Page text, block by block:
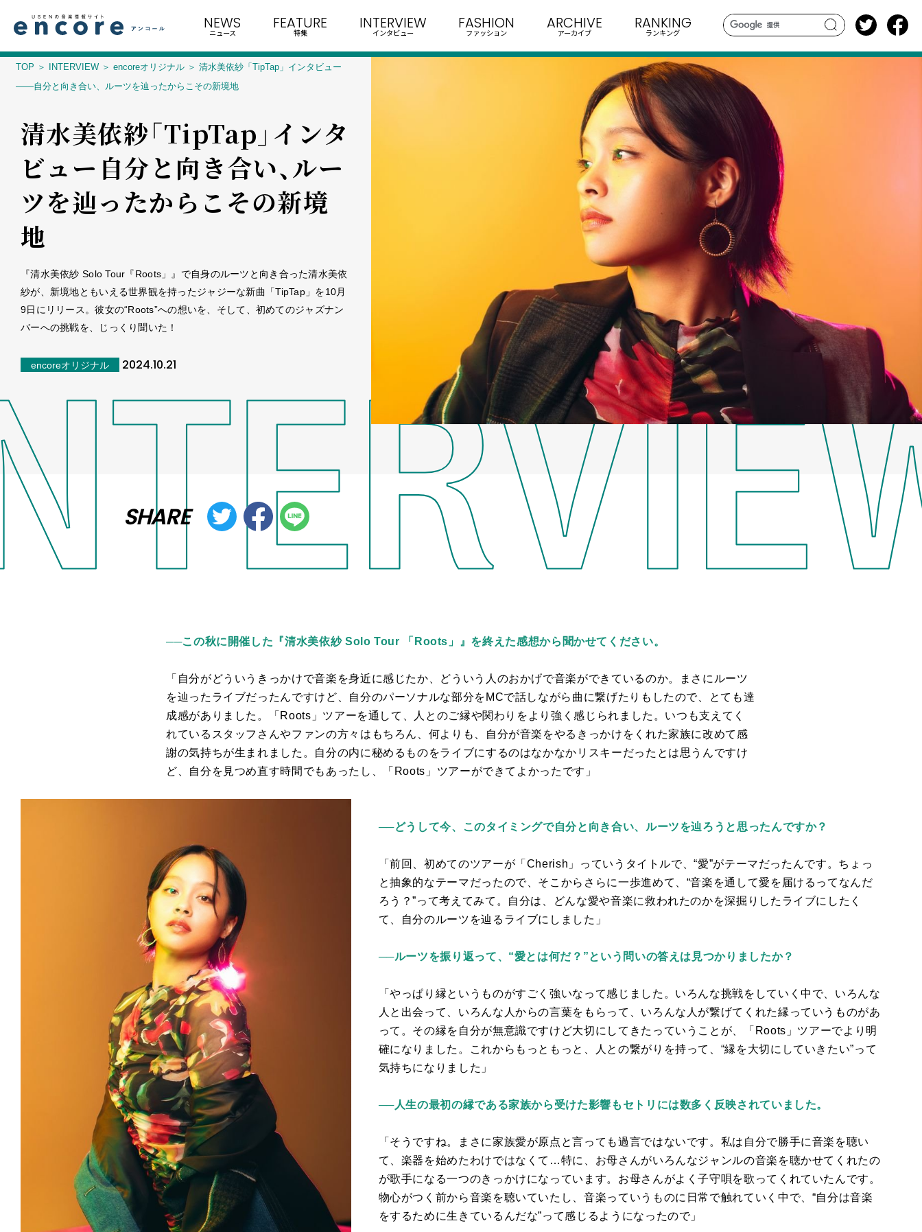
search
NEWS
ニュース
FEATURE
特集
INTERVIEW
インタビュー
FASHION
ファッション
ARCHIVE
アーカイブ
RANKING
ランキング
TOP INTERVIEW encoreオリジナル
清水美依紗「TipTap」インタビュー
――自分と向き合い、ルーツを辿ったからこその新境地
清水美依紗「TipTap」インタ
ビュー――自分と向き合い、ルー
ツを辿ったからこその新境
地
『清水美依紗 Solo Tour『Roots」』で自身のルーツと向き合った清水美依
紗が、新境地ともいえる世界観を持ったジャジーな新曲「TipTap」を10月
9日にリリース。彼女の“Roots”への想いを、そして、初めてのジャズナン
バーへの挑戦を、じっくり聞いた！
encoreオリジナル 2024.10.21
SHARE
──この秋に開催した『清水美依紗 Solo Tour 「Roots」』を終えた感想から聞かせてください。
「自分がどういうきっかけで音楽を身近に感じたか、どういう人のおかげで音楽ができているのか。まさにルーツ
を辿ったライブだったんですけど、自分のパーソナルな部分をMCで話しながら曲に繋げたりもしたので、とても達
成感がありました。「 Roots 」ツアーを通して、人とのご縁や関わりをより強く感じられました。いつも支えてく
れているスタッフさんやファンの方々はもちろん、何よりも、自分が音楽をやるきっかけをくれた家族に改めて感
謝の気持ちが生まれました。自分の内に秘めるものをライブにするのはなかなかリスキーだったとは思うんですけ
ど、自分を見つめ直す時間でもあったし、「 Roots 」ツアーができてよかったです」
──どうして今、このタイミングで自分と向き合い、ルーツを辿ろうと思ったんですか？
「前回、初めてのツアーが「 Cherish 」っていうタイトルで、“愛”がテーマだったんです。ちょっ
と抽象的なテーマだったので、そこからさらに一歩進めて、“音楽を通して愛を届けるってなんだ
ろう？”って考えてみて。自分は、どんな愛や音楽に救われたのかを深掘りしたライブにしたく
て、自分のルーツを辿るライブにしました」
──ルーツを振り返って、“愛とは何だ？”という問いの答えは見つかりましたか？
「やっぱり縁というものがすごく強いなって感じました。いろんな挑戦をしていく中で、いろんな
人と出会って、いろんな人からの言葉をもらって、いろんな人が繋げてくれた縁っていうものがあ
って。その縁を自分が無意識ですけど大切にしてきたっていうことが、「 Roots 」ツアーでより明
確になりました。これからもっともっと、人との繋がりを持って、“縁を大切にしていきたい”って
気持ちになりました」
──人生の最初の縁である家族から受けた影響もセトリには数多く反映されていました。
「そうですね。まさに家族愛が原点と言っても過言ではないです。私は自分で勝手に音楽を聴い
て、楽器を始めたわけではなくて…特に、お母さんがいろんなジャンルの音楽を聴かせてくれたの
が歌手になる一つのきっかけになっています。お母さんがよく子守唄を歌ってくれていたんです。
物心がつく前から音楽を聴いていたし、音楽っていうものに日常で触れていく中で、“自分は音楽
をするために生きているんだな”って感じるようになったので」